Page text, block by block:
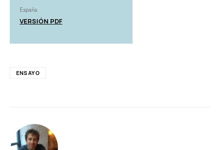
España
VERSIÓN PDF
ENSAYO